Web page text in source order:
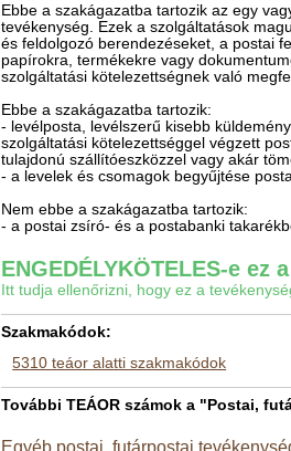
Ebbe a szakágazatba tartozik az egy
tevékenység. Ezek a szolgáltatások
és feldolgozó berendezéseket, a postai
papírokra, termékekre vagy
szolgáltatási kötelezettségnek való
Ebbe a szakágazatba tartozik:
- levélposta, levélszerű kisebb
szolgáltatási kötelezettséggel végzett
tulajdonú szállítóeszközzel vagy akár
- a levelek és csomagok begyűjtése
Nem ebbe a szakágazatba tartozik:
- a postai zsíró- és a postabanki
ENGEDÉLYKÖTELES-e ez
Itt tudja ellenőrizni, hogy ez a
Szakmakódok:
5310 teáor alatti szakmakódok
További TEÁOR számok a "Postai,